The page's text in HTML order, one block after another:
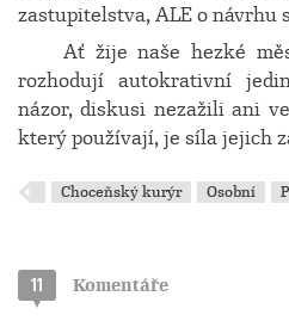
zastupitelstva, ALE o návrhu
Ať žije naše hezké
rozhodují autokrativní
názor, diskusi nezažili ani
který používají, je síla jejich
Choceňský kurýr Osobní
11 Komentáře